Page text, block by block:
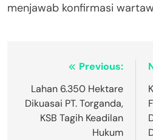
menjawab konfirmasi
Navigasi
pos
Previous:
Lahan 6.350 Hektare
Dikuasai PT. Torganda,
KSB Tagih Keadilan
Hukum